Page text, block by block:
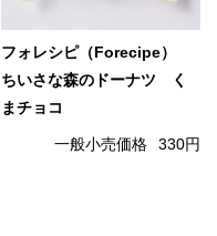
フォレシピ（Forecipe）
ちいさな森のドーナツ く
まチョコ
一般小売価格 330円